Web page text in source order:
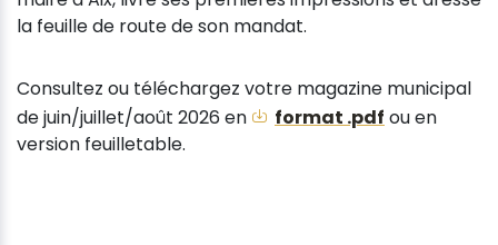
la feuille de route de son mandat.
Consultez ou téléchargez votre magazine municipal
de juin/juillet/août 2026 en
format .pdf ou en
version feuilletable.